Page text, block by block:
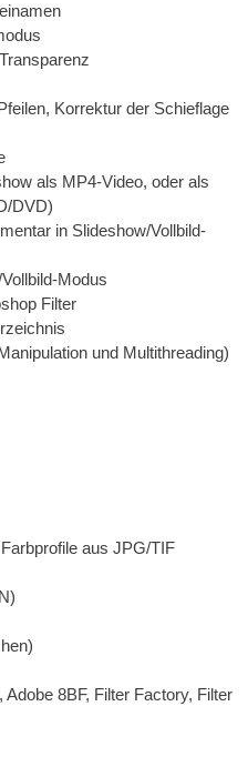
Korrektur der Schieflage
als MP4-Video, oder als
DVD)
in Slideshow/Vollbild-
Modus
Filter
und Multithreading)
aus JPG/TIF
8BF, Filter Factory, Filter